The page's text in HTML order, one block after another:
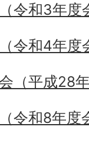
令和3年度
令和4年度
（平成28
令和8年度